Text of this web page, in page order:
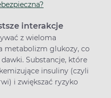
interakcje
z wieloma
metabolizm glukozy, co
Substancje, które
insuliny (czyli
i zwiększać ryzyko